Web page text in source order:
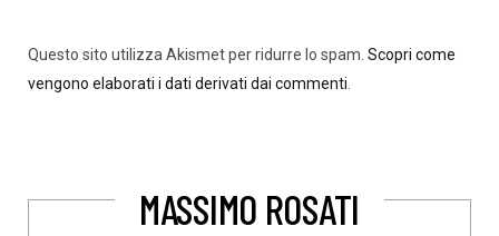
Questo sito utilizza Akismet per ridurre lo spam. Scopri come
vengono elaborati i dati derivati dai commenti
MASSIMO ROSATI